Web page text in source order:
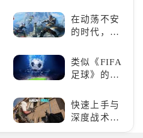
养成你的梦
想！
在动荡不安
的时代，踏
类似《FIFA
足球》的足
荐！快来赢
得世界冠军
快速上手与
深度战术兼
备，《彩虹